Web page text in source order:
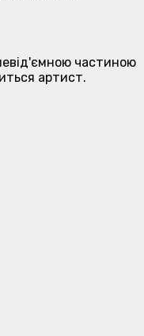
частиною
артист.